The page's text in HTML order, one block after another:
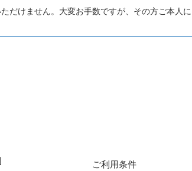
だけません。大変お手数ですが、その方ご本人
ご利用条件